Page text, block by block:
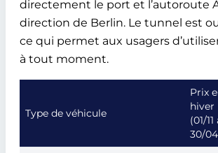
directement le port et l’autoroute
direction de Berlin. Le tunnel est
ce qui permet aux usagers
à tout moment.
Type de véhicule
Prix
hiver
(01/11
30/